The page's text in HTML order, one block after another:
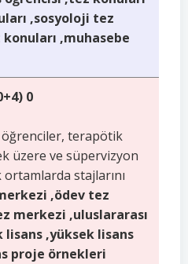
,sosyoloji tez
,muhasebe
0
öğrenciler, terapötik
üzere ve süpervizyon
stajlarını
,ödev tez
merkezi ,uluslararası
,yüksek lisans
proje örnekleri